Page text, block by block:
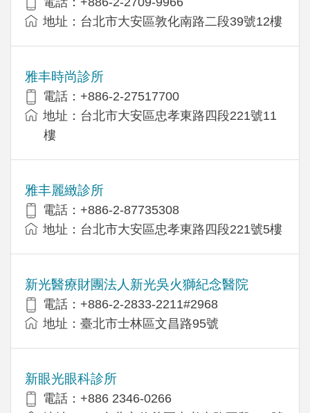
地址：台北市大安區敦化南路二段39號12樓
雅丰時尚診所
電話：+886-2-27517700
地址：台北市大安區忠孝東路四段221號11
樓
雅丰麗緻診所
電話：+886-2-87735308
地址：台北市大安區忠孝東路四段221號5樓
新光醫療財團法人新光吳火獅紀念醫院
電話：+886-2-2833-2211#2968
地址：臺北市士林區文昌路95號
新眼光眼科診所
電話：+886 2346-0266